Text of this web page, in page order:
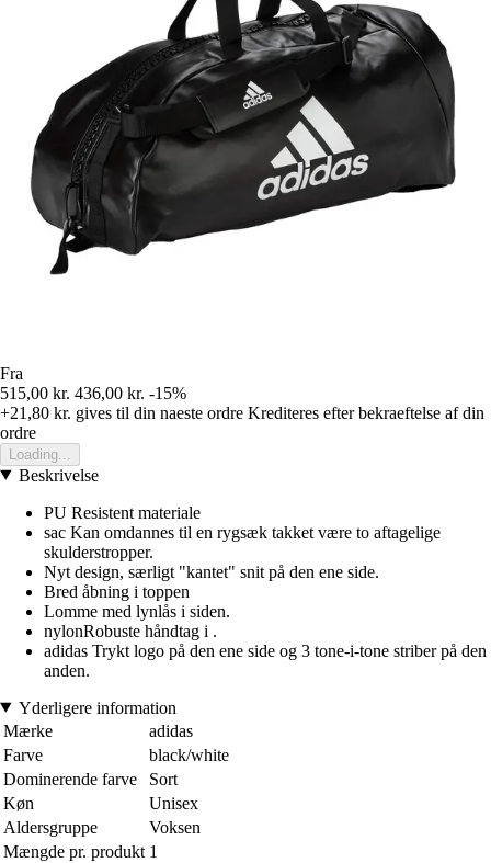
Fra
515,00 kr. 436,00 kr. -15%
+21,80 kr. gives til din naeste ordre Krediteres efter bekraeftelse af din
ordre
Loading...
Beskrivelse
PU Resistent materiale
sac Kan omdannes til en rygsæk takket være to aftagelige
skulderstropper.
Nyt design, særligt "kantet" snit på den ene side.
Bred åbning i toppen
Lomme med lynlås i siden.
nylonRobuste håndtag i .
adidas Trykt logo på den ene side og 3 tone-i-tone striber på den
anden.
Yderligere information
Mærke
adidas
Farve
black/white
Dominerende farve
Sort
Køn
Unisex
Aldersgruppe
Voksen
Mængde pr. produkt 1